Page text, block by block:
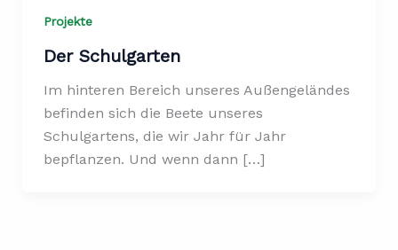
Projekte
Der Schulgarten
Im hinteren Bereich unseres Außengeländes
befinden sich die Beete unseres
Schulgartens, die wir Jahr für Jahr
bepflanzen. Und wenn dann […]